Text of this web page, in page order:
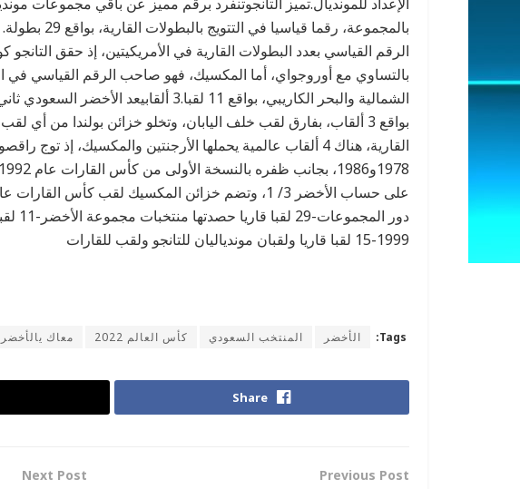
بالمجموعة،
بالتساوي مع أوروجواي، أما المكسيك، فهو صاحب الرقم القياسي في
الشمالية والبحر الكاريبي، بواقع 11 لقبا.3
بواقع 3 ألقاب، بفارق لقب خلف اليابان، وتخلو خزائن بولندا من أي
القارية، هناك 4 ألقاب عالمية يحملها الأرجنتين والمكسيك، إذ
دور
1999-15 لقبا قاريا ولقبان موندياليان للتانجو ولقب للقارات
Tags: الأخضر المنتخب السعودي كأس العالم 2022 معاك يالأخضر
Share
Previous Post
Next Post